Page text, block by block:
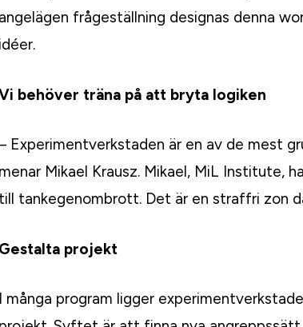
angelägen frågeställning designas denna
idéer.
behöver träna på att bryta logiken
Experimentverkstaden är en av de mest
menar Mikael Krausz. Mikael, MiL Institute,
till tankegenombrott. Det är en straffri zon
Gestalta projekt
I många program ligger